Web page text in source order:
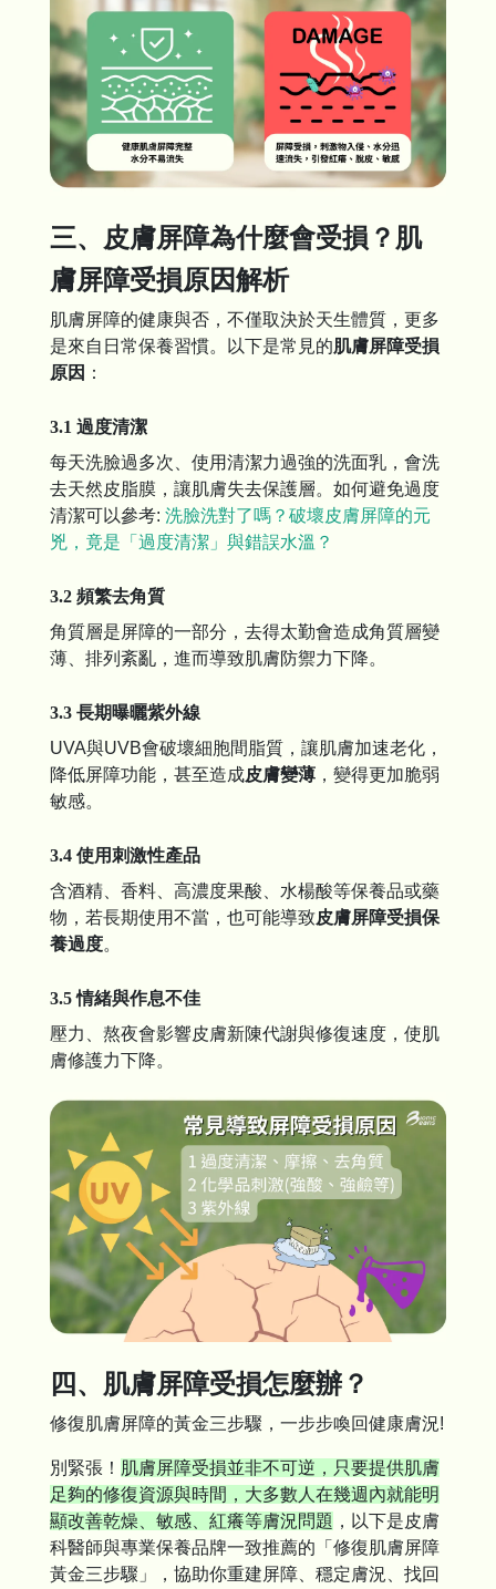
三、皮膚屏障為什麼會受損？肌
膚屏障受損原因解析
肌膚屏障的健康與否，不僅取決於天生體質，更多
是來自日常保養習慣。以下是常見的肌膚屏障受損
原因 ：
3.1 過度清潔
每天洗臉過多次、使用清潔力過強的洗面乳，會洗
去天然皮脂膜，讓肌膚失去保護層。如何避免過度
清潔可以參考: 洗臉洗對了嗎？破壞皮膚屏障的元
兇，竟是「過度清潔」與錯誤水溫？
3.2 頻繁去角質
角質層是屏障的一部分，去得太勤會造成角質層變
薄、排列紊亂，進而導致肌膚防禦力下降。
3.3 長期曝曬紫外線
UVA與UVB會破壞細胞間脂質，讓肌膚加速老化，
降低屏障功能，甚至造成皮膚變薄 ，變得更加脆弱
敏感。
3.4 使用刺激性產品
含酒精、香料、高濃度果酸、水楊酸等保養品或藥
物，若長期使用不當，也可能導致皮膚屏障受損保
養過度。
3.5 情緒與作息不佳
壓力、熬夜會影響皮膚新陳代謝與修復速度，使肌
膚修護力下降。
四、肌膚屏障受損怎麼辦？
修復肌膚屏障的黃金三步驟，一步步喚回健康膚況!
別緊張！ 肌膚屏障受損並非不可逆，只要提供肌膚
足夠的修復資源與時間，大多數人在幾週內就能明
顯改善乾燥、敏感、紅癢等膚況問題 ，以下是皮膚
科醫師與專業保養品牌一致推薦的「修復肌膚屏障
黃金三步驟」，協助你重建屏障、穩定膚況、找回